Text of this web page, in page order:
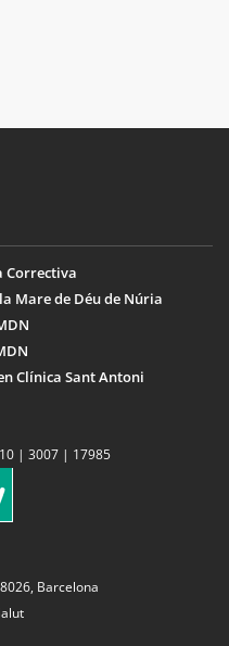
Correctiva
Mare de Déu de Núria
Clínica Sant Antoni
| 3007 | 17985
Barcelona